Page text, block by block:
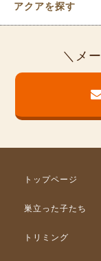
アクアを探す
メ
トップページ
巣立った子たち
トリミング